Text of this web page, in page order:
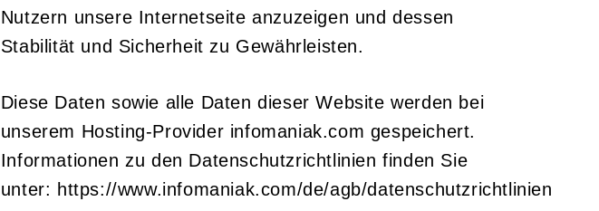
Nutzern unsere Internetseite anzuzeigen und dessen
Stabilität und Sicherheit zu Gewährleisten.
Diese Daten sowie alle Daten dieser Website werden bei
unserem Hosting-Provider infomaniak.com gespeichert.
Informationen zu den Datenschutzrichtlinien finden Sie
unter: https://www.infomaniak.com/de/agb/datenschutzrichtlinien